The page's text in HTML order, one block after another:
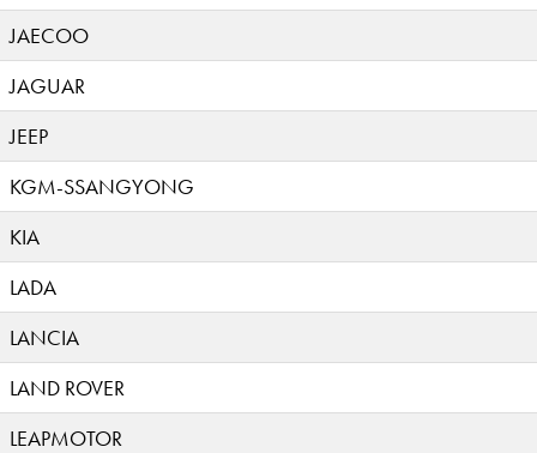
JAECOO
JAGUAR
JEEP
KGM-SSANGYONG
KIA
LADA
LANCIA
LAND ROVER
LEAPMOTOR